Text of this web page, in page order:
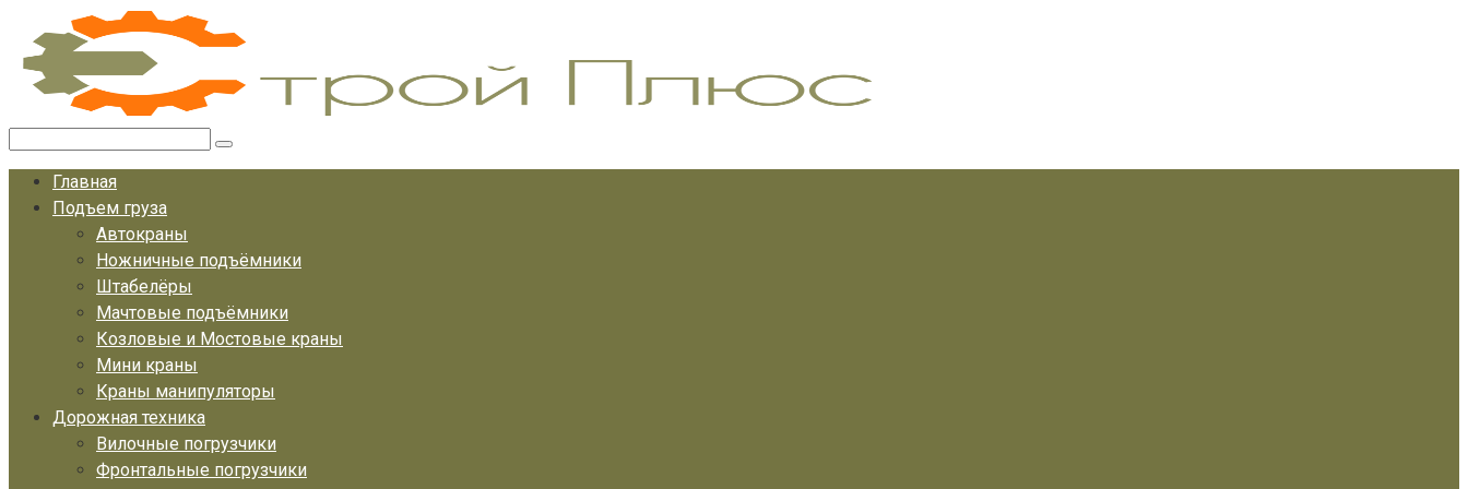
Перейти
контенту
Главная
Подъем груза
Автокраны
Ножничные подъёмники
Штабелёры
Мачтовые подъёмники
Козловые и Мостовые краны
Мини краны
Краны манипуляторы
Дорожная техника
Вилочные погрузчики
Фронтальные погрузчики